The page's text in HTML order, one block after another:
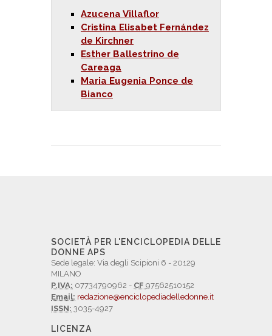
Azucena Villaflor
Cristina Elisabet Fernández
de Kirchner
Esther Ballestrino de
Careaga
Maria Eugenia Ponce de
Bianco
SOCIETÀ PER L'ENCICLOPEDIA DELLE
DONNE APS
Sede legale: Via degli Scipioni 6 - 20129
MILANO
P.IVA: 07734790962 - CF 97562510152
Email: redazione@enciclopediadelledonne.it
ISSN: 3035-4927
LICENZA